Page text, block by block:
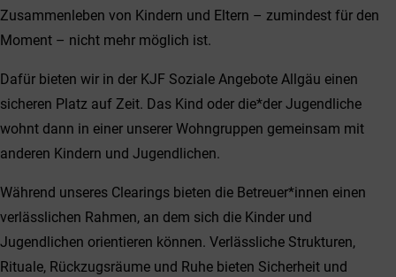
Zusammenleben von Kindern und Eltern – zumindest für den
Moment – nicht mehr möglich ist.
Dafür bieten wir in der KJF Soziale Angebote Allgäu einen
sicheren Platz auf Zeit. Das Kind oder die*der Jugendliche
wohnt dann in einer unserer Wohngruppen gemeinsam mit
anderen Kindern und Jugendlichen.
Während unseres Clearings bieten die Betreuer*innen einen
verlässlichen Rahmen, an dem sich die Kinder und
Jugendlichen orientieren können. Verlässliche Strukturen,
Rituale, Rückzugsräume und Ruhe bieten Sicherheit und